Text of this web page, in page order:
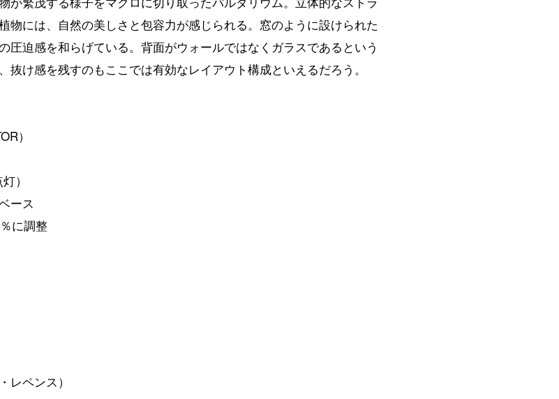
物には、自然の美しさと包容力が感じられる。窓のように設けられた
圧迫感を和らげている。背面がウォールではなくガラスであるという
抜け感を残すのもここでは有効なレイアウト構成といえるだろう。
）
）
ース
に調整
レペンス）